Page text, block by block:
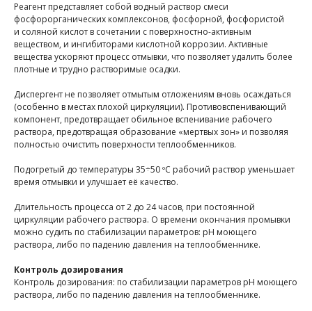
Реагент представляет собой водный раствор смеси
фосфорорганических комплексонов, фосфорной, фосфористой
и соляной кислот в сочетании с поверхностно-активным
веществом, и ингибиторами кислотной коррозии. Активные
вещества ускоряют процесс отмывки, что позволяет удалить более
плотные и трудно растворимые осадки.
Диспергент не позволяет отмытым отложениям вновь осаждаться
(особенно в местах плохой циркуляции). Противовспенивающий
компонент, предотвращает обильное вспенивание рабочего
раствора, предотвращая образование «мертвых зон» и позволяя
полностью очистить поверхности теплообменников.
Подогретый до температуры 35÷50 ºС рабочий раствор уменьшает
время отмывки и улучшает её качество.
Длительность процесса от 2 до 24 часов, при постоянной
циркуляции рабочего раствора. О времени окончания промывки
можно судить по стабилизации параметров: рН моющего
раствора, либо по падению давления на теплообменнике.
Контроль дозирования
Контроль дозирования: по стабилизации параметров рН моющего
раствора, либо по падению давления на теплообменнике.